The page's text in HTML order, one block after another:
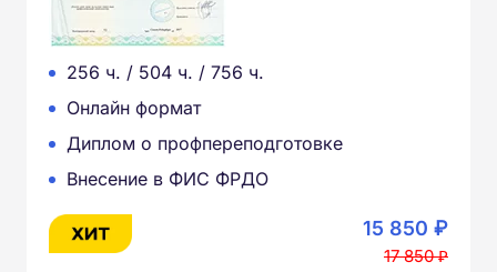
256 ч. / 504 ч. / 756 ч.
Онлайн формат
Диплом о профпереподготовке
Внесение в ФИС ФРДО
15 850 ₽
17 850 ₽